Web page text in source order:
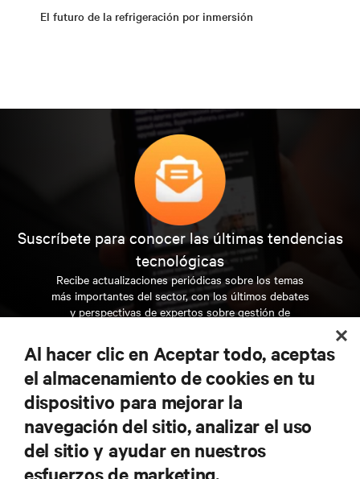
El futuro de la refrigeración por inmersión
Suscríbete para conocer las últimas tendencias
tecnológicas
Recibe actualizaciones periódicas sobre los temas
más importantes del sector, con los últimos debates
y perspectivas de expertos sobre gestión de
REGÍSTRATE AHORA
RECURSOS
SOPORTE
Al hacer clic en Aceptar todo, aceptas
el almacenamiento de cookies en tu
dispositivo para mejorar la
navegación del sitio, analizar el uso
del sitio y ayudar en nuestros
esfuerzos de marketing.